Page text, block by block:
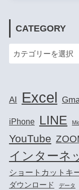
CATEGORY
AI Excel
iPhone LINE
YouTube
インターネ
ショートカットキ
ダウンロード データ